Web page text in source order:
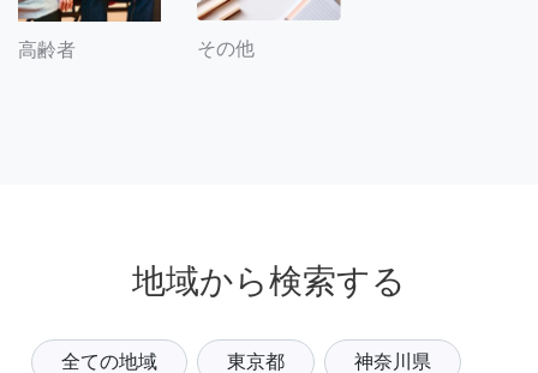
高齢者 その他
地域から検索する
全ての地域 東京都 神奈川県